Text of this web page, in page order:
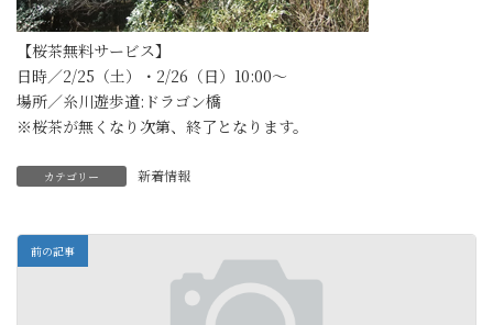
【桜茶無料サービス】
日時／2/25（土）・2/26（日）10:00～
場所／糸川遊歩道:ドラゴン橋
※桜茶が無くなり次第、終了となります。
カテゴリー 新着情報
前の記事